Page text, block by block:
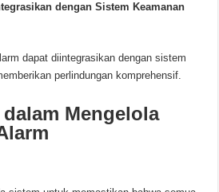
dengan Sistem Keamanan
dapat diintegrasikan dengan sistem
perlindungan komprehensif.
Mengelola